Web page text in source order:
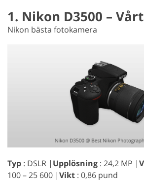
1. Nikon D3500 –
Nikon bästa fotokamera
Typ : DSLR | Upplösning : 24,2 MP |
100 – 25 600 |Vikt : 0,86 pund